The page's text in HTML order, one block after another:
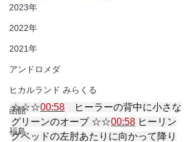
2023年
2022年
2021年
アンドロメダ
ヒカルランド みらくる
函館
福島
☆☆☆00:58 ヒーラーの背中に小さな
グリーンのオーブ ☆☆00:58 ヒーリン
グベッドの左肘あたりに向かって降り